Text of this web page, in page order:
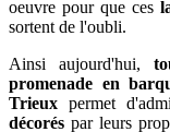
oeuvre pour que ces
sortent de l'oubli.
Ainsi aujourd'hui,
promenade en
Trieux permet
décorés par leurs